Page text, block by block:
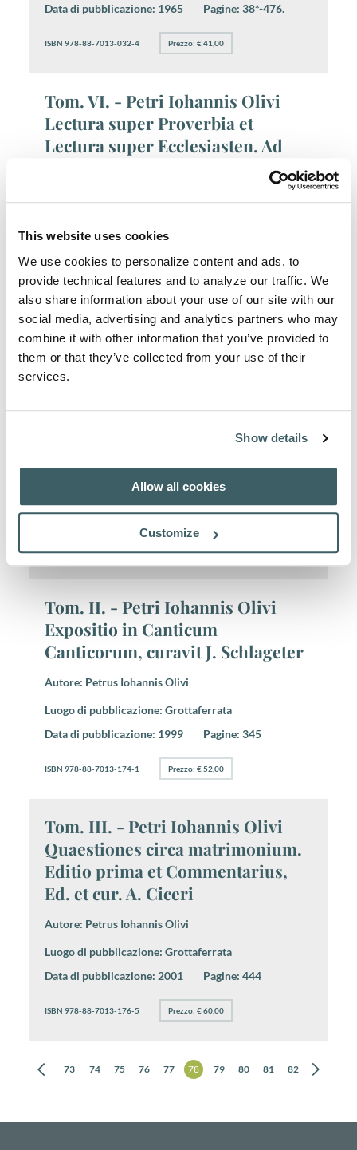
This website uses cookies
We use cookies to personalize content and ads, to
provide technical features and to analyze our traffic. We
also share information about your use of our site with our
social media, advertising and analytics partners who may
combine it with other information that you’ve provided to
them or that they’ve collected from your use of their
services.
Show details
Allow all cookies
Customize
Data di pubblicazione: 1965 Pagine: 38*-476.
ISBN 978-88-7013-032-4 Prezzo: € 41,00
Tom. VI. - Petri Iohannis Olivi
Lectura super Proverbia et
Lectura super Ecclesiasten. Ad
fidem codicum nunc primum
editae cum introductione. Ed. et
Autore:Petrus Iohannis Olivi
Luogo di pubblicazione:
Data di pubblicazione:2003 Pagine:134
Tom. I. - A. Ciceri, Petri Iohannis
Olivi Opera. Censimento dei
Luogo di pubblicazione:Grottaferrata
Data di pubblicazione:1999 Pagine:248
Tom. II. - Petri Iohannis Olivi
Expositio in Canticum
Canticorum, curavit J. Schlageter
Autore: Petrus Iohannis Olivi
Luogo di pubblicazione: Grottaferrata
Data di pubblicazione: 1999 Pagine: 345
ISBN 978-88-7013-174-1 Prezzo: € 52,00
Tom. III. - Petri Iohannis Olivi
Quaestiones circa matrimonium.
Editio prima et Commentarius,
Ed. et cur. A. Ciceri
Autore: Petrus Iohannis Olivi
Luogo di pubblicazione: Grottaferrata
Data di pubblicazione: 2001 Pagine: 444
ISBN 978-88-7013-176-5 Prezzo: € 60,00
72 73 74 75 76 77 78 79 80 81 82